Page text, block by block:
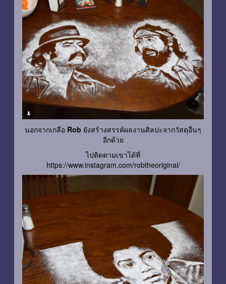
นอกจากเกลือ Rob ยังสร้างสรรค์ผลงานศิลปะจากวัสดุอื่นๆ
อีกด้วย
ไปติดตามเขาได้ที่
https://www.instagram.com/robtheoriginal/